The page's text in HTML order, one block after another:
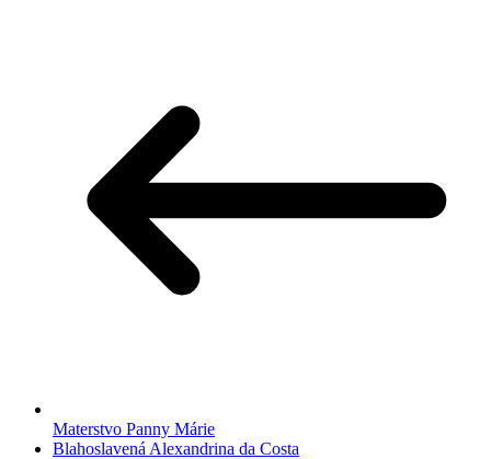
Materstvo Panny Márie
Blahoslavená Alexandrina da Costa